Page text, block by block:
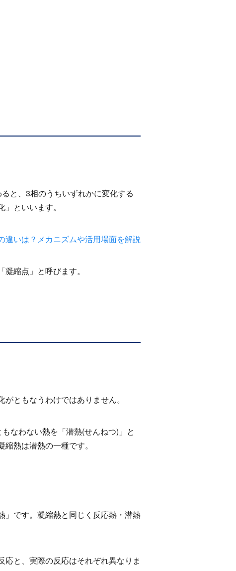
と、 3相のうちいずれかに変化する
といいます。
違いは？メカニズムや活用場面を解説
縮点」と呼びます。
ともなうわけではありません。
もなわない熱を「潜熱(せんねつ) 」と
熱は潜熱の一種です。
」です。凝縮熱と同じく反応熱・潜熱
と、実際の反応はそれぞれ異なりま